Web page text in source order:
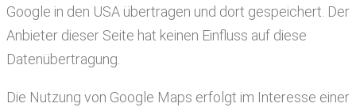
Google in den USA übertragen und dort gespeichert. Der
Anbieter dieser Seite hat keinen Einfluss auf diese
Datenübertragung.
Die Nutzung von Google Maps erfolgt im Interesse einer